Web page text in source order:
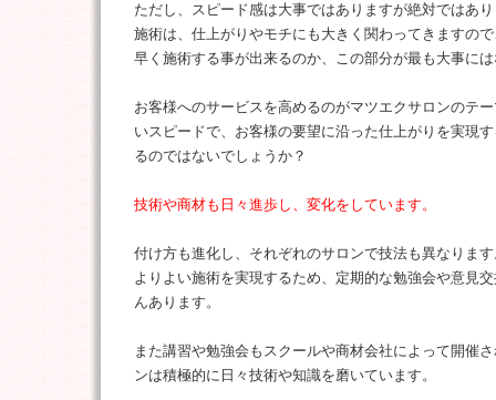
ただし、スピード感は大事ではありますが絶対ではあ
施術は、仕上がりやモチにも大きく関わってきますの
早く施術する事が出来るのか、この部分が最も大事に
お客様へのサービスを高めるのがマツエクサロンのテ
いスピードで、お客様の要望に沿った仕上がりを実現
るのではないでしょうか？
技術や商材も日々進歩し、変化をしています。
付け方も進化し、それぞれのサロンで技法も異なりま
よりよい施術を実現するため、定期的な勉強会や意見
んあります。
また講習や勉強会もスクールや商材会社によって開催
ンは積極的に日々技術や知識を磨いています。